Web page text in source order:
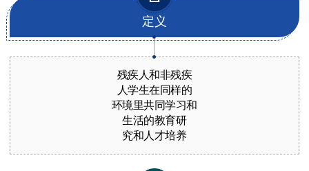
定义
残疾人和非残疾
人学生在同样的
环境里共同学习和
生活的教育研
究和人才培养